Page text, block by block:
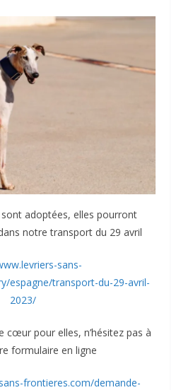
sont adoptées, elles pourront
notre transport du 29 avril
sans-
espagne/transport-du-29-avril-
2023/
cœur pour elles, n’hésitez pas à
formulaire en ligne
frontieres.com/demande-